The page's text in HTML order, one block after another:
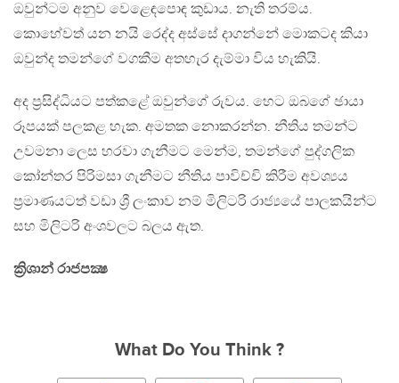
ඔවුන්ටම අනුව වෙළෙඳපොඳ කුඩාය. නැති තරම්ය.
කොහේවත් යන නයි රෙද්ද අස්සේ දාගන්නේ මොකටද කියා
ඔවුන්ද තමන්ගේ වගකීම අතහැර දැම්මා විය හැකියි.
අද ප්‍රසිද්ධියට පත්කළේ ඔවුන්ගේ රුවය. හෙට ඔබගේ ඡායා
රූපයක් පලකළ හැක. අමතක නොකරන්න. නීතිය තමන්ට
උවමනා ලෙස හරවා ගැනීමට මෙන්ම, තමන්ගේ පුද්ගලික
කෝන්තර පිරිමසා ගැනීමට නීතිය පාවිච්චි කිරීම අවශ්‍යය
ප්‍රමාණයටත් වඩා ශ්‍රී ලංකාව නම් මිලිටරි රාජ්‍යයේ පාලකයින්ට
සහ මිලිටරි අංශවලට බලය ඇත.
ක්‍රිශාන් රාජපක්‍ෂ
What Do You Think ?